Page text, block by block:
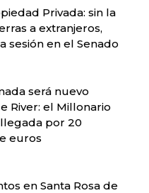
Privada: sin la
a extranjeros,
sesión en el Senado
será nuevo
River: el Millonario
por 20
euros
en Santa Rosa de